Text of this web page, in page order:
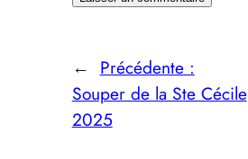
← Précédente :
Souper de la Ste Cécile
2025